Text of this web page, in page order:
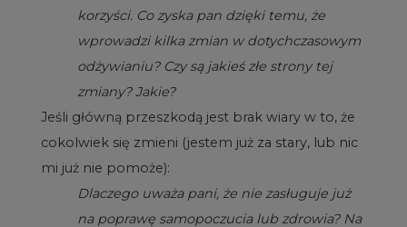
korzyści. Co zyska pan dzięki temu, że
wprowadzi kilka zmian w dotychczasowym
odżywianiu? Czy są jakieś złe strony tej
zmiany? Jakie?
Jeśli główną przeszkodą jest brak wiary w to, że
cokolwiek się zmieni (jestem już za stary, lub nic
mi już nie pomoże):
Dlaczego uważa pani, że nie zasługuje już
na poprawę samopoczucia lub zdrowia? Na